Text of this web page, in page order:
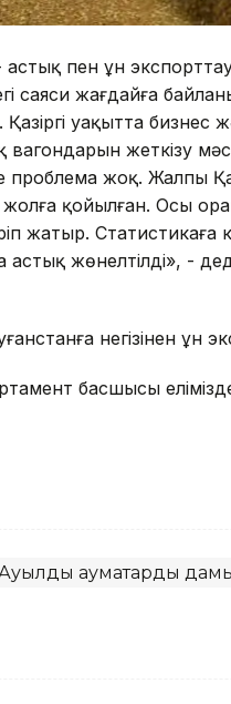
- астық пен ұн
саяси жағдайға
уақытта
жеткізу
проблема жоқ. Жалпы
жолға қойылған. Осы
жатыр. Статистикаға
астық жөнелтілді», -
негізінен ұн
басшысы
аумақтарды